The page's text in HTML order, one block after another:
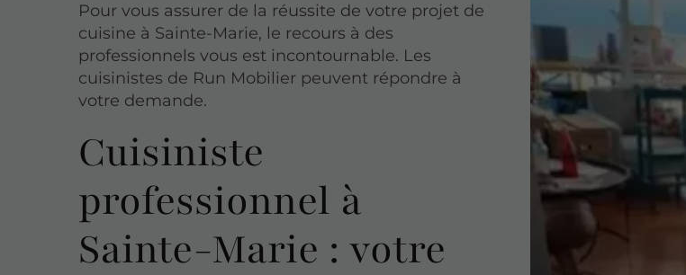
Pour vous assurer de la réussite de votre projet de
cuisine à Sainte-Marie, le recours à des
professionnels vous est incontournable. Les
cuisinistes de Run Mobilier peuvent répondre à
votre demande.
Cuisiniste
professionnel à
Sainte-Marie : votre